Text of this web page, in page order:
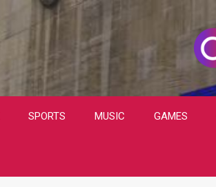
SPORTS MUSIC GAMES